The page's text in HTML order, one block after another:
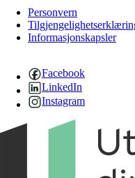
Personvern
Informasjonskapsler
Facebook
LinkedIn
Instagram